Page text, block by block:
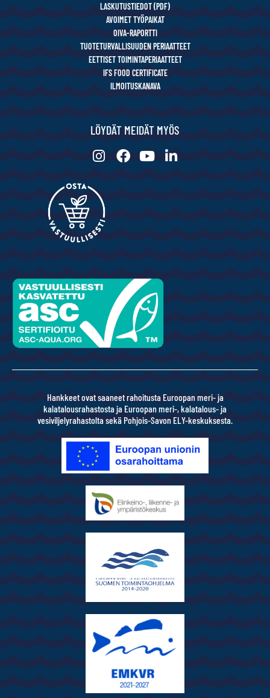
LASKUTUSTIEDOT (PDF)
AVOIMET TYÖPAIKAT
OIVA-RAPORTTI
TUOTETURVALLISUUDEN PERIAATTEET
EETTISET TOIMINTAPERIAATTEET
IFS FOOD CERTIFICATE
ILMOITUSKANAVA
LÖYDÄT MEIDÄT MYÖS
Hankkeet ovat saaneet rahoitusta Euroopan meri- ja
kalatalousrahastosta ja Euroopan meri-, kalatalous- ja
vesiviljelyrahastolta sekä Pohjois-Savon ELY-keskuksesta.